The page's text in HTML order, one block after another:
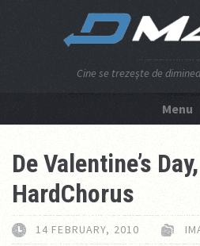
Cine se trezeşte de
Menu
De Valentine’s
HardChorus
14 FEBRUARY, 2010